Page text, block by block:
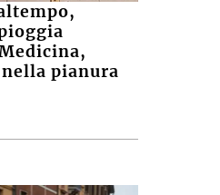
nella pianura